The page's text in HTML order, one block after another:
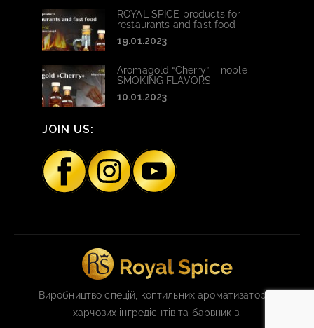
ROYAL SPICE products for
restaurants and fast food
19.01.2023
Aromagold “Cherry” – noble
SMOKING FLAVORS
10.01.2023
JOIN US:
Виробництво спецій, коптильних ароматизаторів,
харчових інгредієнтів та барвників.